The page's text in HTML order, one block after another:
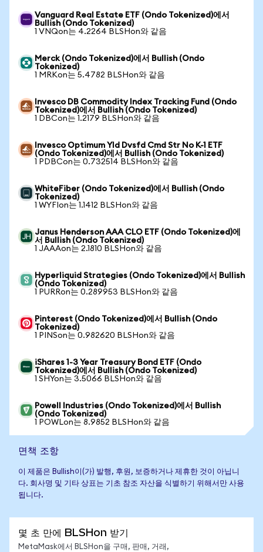
Vanguard Real Estate ETF (Ondo Tokenized)에서
Bullish (Ondo Tokenized)
1 VNQon는 4.2264 BLSHon와 같음
Merck (Ondo Tokenized)에서 Bullish (Ondo
Tokenized)
1 MRKon는 5.4782 BLSHon와 같음
Invesco DB Commodity Index Tracking Fund (Ondo
Tokenized)에서 Bullish (Ondo Tokenized)
1 DBCon는 1.2179 BLSHon와 같음
Invesco Optimum Yld Dvsfd Cmd Str No K-1 ETF
(Ondo Tokenized)에서 Bullish (Ondo Tokenized)
1 PDBCon는 0.732514 BLSHon와 같음
WhiteFiber (Ondo Tokenized)에서 Bullish (Ondo
Tokenized)
1 WYFIon는 1.1412 BLSHon와 같음
Janus Henderson AAA CLO ETF (Ondo Tokenized)에
서 Bullish (Ondo Tokenized)
1 JAAAon는 2.1810 BLSHon와 같음
Hyperliquid Strategies (Ondo Tokenized)에서 Bullish
(Ondo Tokenized)
1 PURRon는 0.289953 BLSHon와 같음
Pinterest (Ondo Tokenized)에서 Bullish (Ondo
Tokenized)
1 PINSon는 0.982620 BLSHon와 같음
iShares 1-3 Year Treasury Bond ETF (Ondo
Tokenized)에서 Bullish (Ondo Tokenized)
1 SHYon는 3.5066 BLSHon와 같음
Powell Industries (Ondo Tokenized)에서 Bullish
(Ondo Tokenized)
1 POWLon는 8.9852 BLSHon와 같음
면책 조항
이 제품은 Bullish이(가) 발행, 후원, 보증하거나 제휴한 것이 아닙니
다. 회사명 및 기타 상표는 기초 참조 자산을 식별하기 위해서만 사용
됩니다.
몇 초 만에 BLSHon 받기
MetaMask에서 BLSHon을 구매, 판매, 거래,